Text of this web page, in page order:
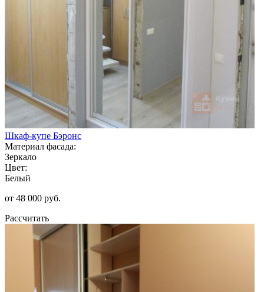
Шкаф-купе Бэронс
Материал фасада:
Зеркало
Цвет:
Белый
от 48 000 руб.
Рассчитать